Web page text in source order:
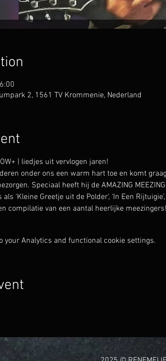
2, 1561 TV Krommenie, Nederland
| liedjes uit vervlogen jaren!
onder ons een warm hart toe en komt
Speciaal heeft hij de AMAZING
‘Kleine Greetje uit de Polder’, ‘In Een
compilatie van een aantal heerlijke meezingers!
your Analytics and functional cookie settings.